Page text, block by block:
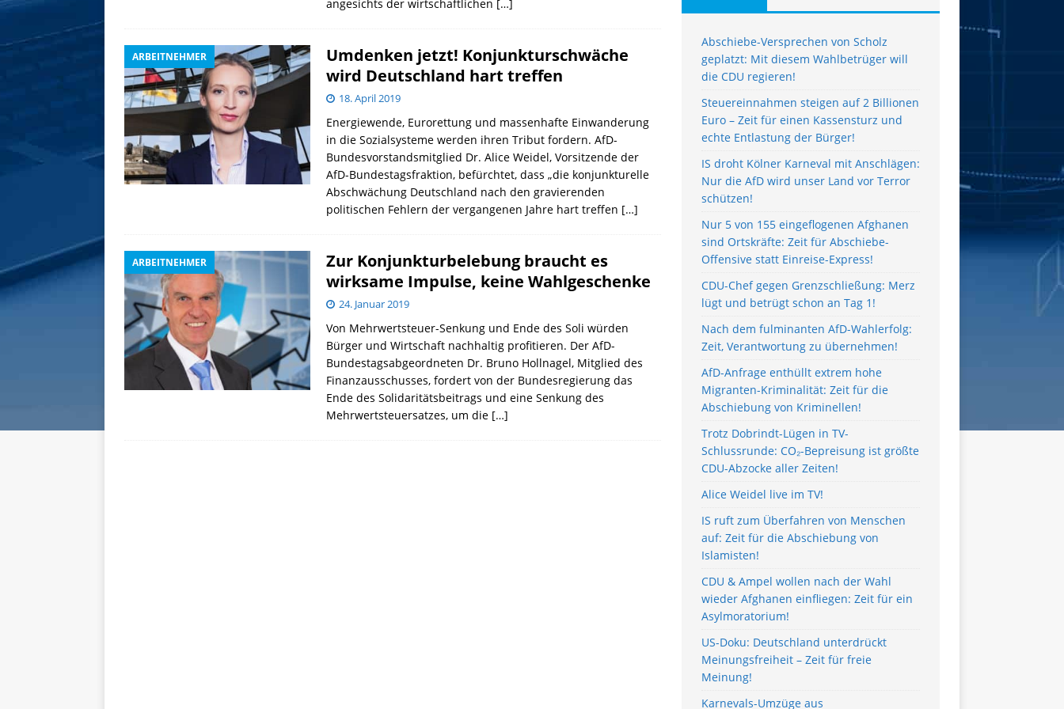
angesichts der wirtschaftlichen […]
ARBEITNEHMER
Umdenken jetzt! Konjunkturschwäche
wird Deutschland hart treffen
18. April 2019
Energiewende, Eurorettung und massenhafte Einwanderung
in die Sozialsysteme werden ihren Tribut fordern. AfD-
Bundesvorstandsmitglied Dr. Alice Weidel, Vorsitzende der
AfD-Bundestagsfraktion, befürchtet, dass „die konjunkturelle
Abschwächung Deutschland nach den gravierenden
politischen Fehlern der vergangenen Jahre hart treffen […]
ARBEITNEHMER
Zur Konjunkturbelebung braucht es
wirksame Impulse, keine Wahlgeschenke
24. Januar 2019
Von Mehrwertsteuer-Senkung und Ende des Soli würden
Bürger und Wirtschaft nachhaltig profitieren. Der AfD-
Bundestagsabgeordneten Dr. Bruno Hollnagel, Mitglied des
Finanzausschusses, fordert von der Bundesregierung das
Ende des Solidaritätsbeitrags und eine Senkung des
Mehrwertsteuersatzes, um die […]
Abschiebe-Versprechen von Scholz
geplatzt: Mit diesem Wahlbetrüger will
die CDU regieren!
Steuereinnahmen steigen auf 2 Billionen
Euro – Zeit für einen Kassensturz und
echte Entlastung der Bürger!
IS droht Kölner Karneval mit Anschlägen:
Nur die AfD wird unser Land vor Terror
schützen!
Nur 5 von 155 eingeflogenen Afghanen
sind Ortskräfte: Zeit für Abschiebe-
Offensive statt Einreise-Express!
CDU-Chef gegen Grenzschließung: Merz
lügt und betrügt schon an Tag 1!
Nach dem fulminanten AfD-Wahlerfolg:
Zeit, Verantwortung zu übernehmen!
AfD-Anfrage enthüllt extrem hohe
Migranten-Kriminalität: Zeit für die
Abschiebung von Kriminellen!
Trotz Dobrindt-Lügen in TV-
Schlussrunde: CO₂-Bepreisung ist größte
CDU-Abzocke aller Zeiten!
Alice Weidel live im TV!
IS ruft zum Überfahren von Menschen
auf: Zeit für die Abschiebung von
Islamisten!
CDU & Ampel wollen nach der Wahl
wieder Afghanen einfliegen: Zeit für ein
Asylmoratorium!
US-Doku: Deutschland unterdrückt
Meinungsfreiheit – Zeit für freie
Meinung!
Karnevals-Umzüge aus